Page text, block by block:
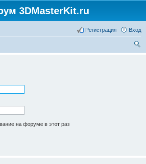
3DMasterKit.ru
Вход
Регистрация
на форуме в этот раз